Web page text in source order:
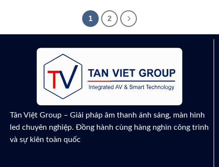
1 2
Tân Việt Group – Giải pháp âm thanh ánh sáng, màn hình
led chuyên nghiệp. Đồng hành cùng hàng nghìn công trình
và sự kiên toàn quốc